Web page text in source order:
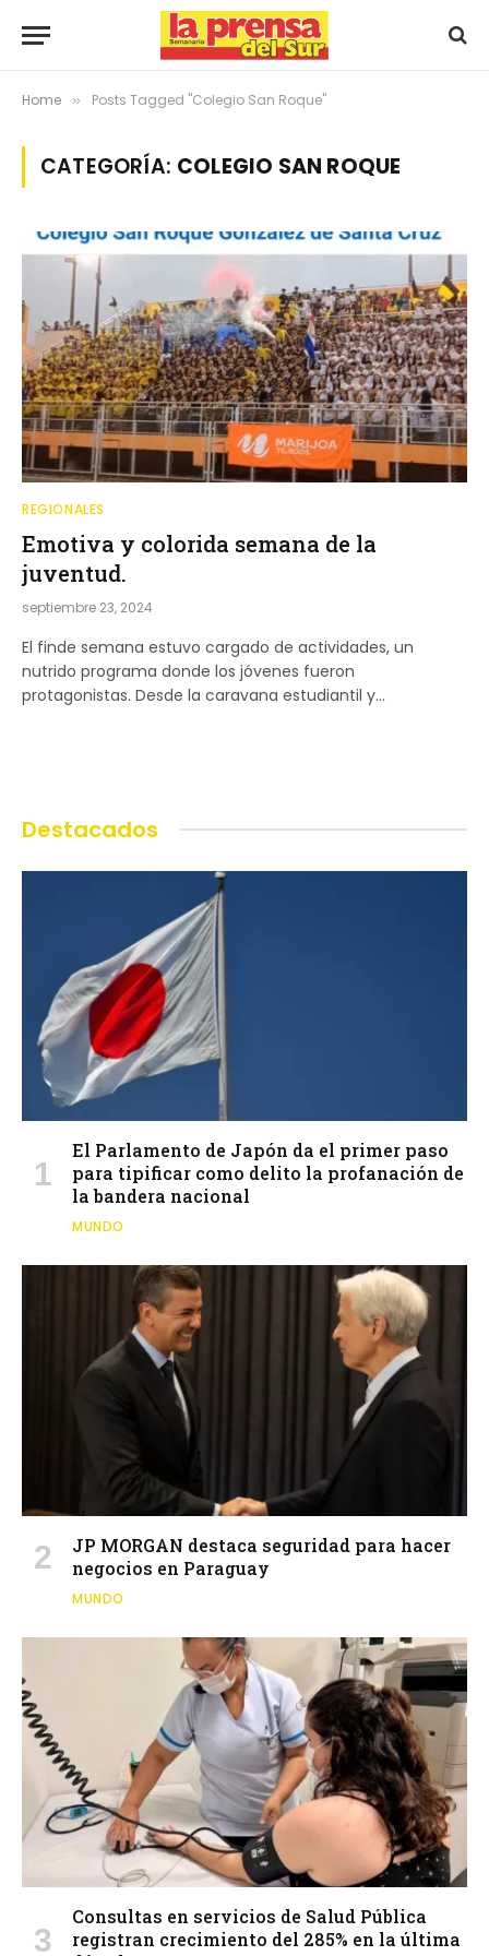
Home » Posts Tagged "Colegio San Roque"
CATEGORÍA: COLEGIO SAN ROQUE
REGIONALES
Emotiva y colorida semana de la
juventud.
septiembre 23, 2024
El finde semana estuvo cargado de actividades, un
nutrido programa donde los jóvenes fueron
protagonistas. Desde la caravana estudiantil y…
Destacados
El Parlamento de Japón da el primer paso
para tipificar como delito la profanación de
la bandera nacional
MUNDO
JP MORGAN destaca seguridad para hacer
negocios en Paraguay
MUNDO
Consultas en servicios de Salud Pública
registran crecimiento del 285% en la última